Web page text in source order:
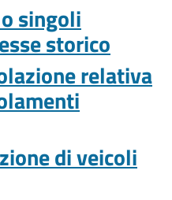
singoli
storico
relativa
di veicoli